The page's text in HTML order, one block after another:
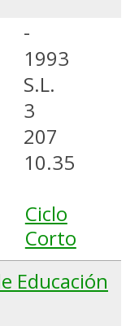
-
1993
S.L.
3
207
10.35
Ciclo
Corto
Educación